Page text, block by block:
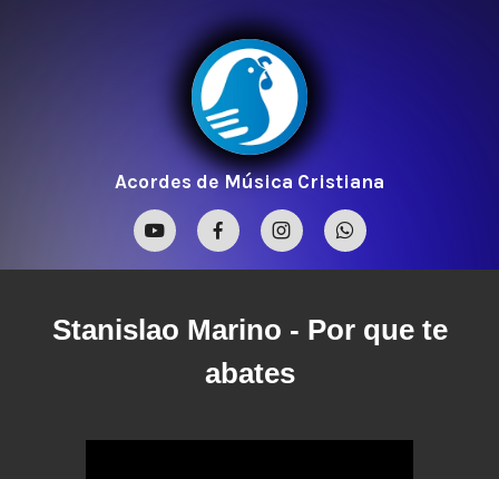
Acordes de Música Cristiana
Stanislao Marino - Por que te
abates